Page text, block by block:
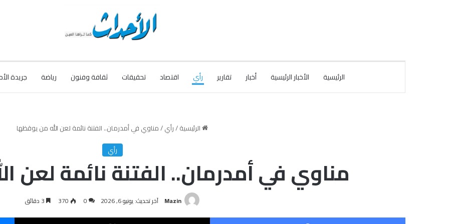
الرئيسية الأخبار الرئيسية أخبار تقارير رأي اقتصاد تحقيقات ثقافة وفنون رياضة جريدة
الرئيسية/رأي/مناوي في أمدرمان.. الفتنة نائمة لعن الله من يوقظها
رأي
مناوي في أمدرمان.. الفتنة نائمة لعن
Mazin آخر تحديث: يونيو 6, 2026 0
370
فيسبوك ‫X